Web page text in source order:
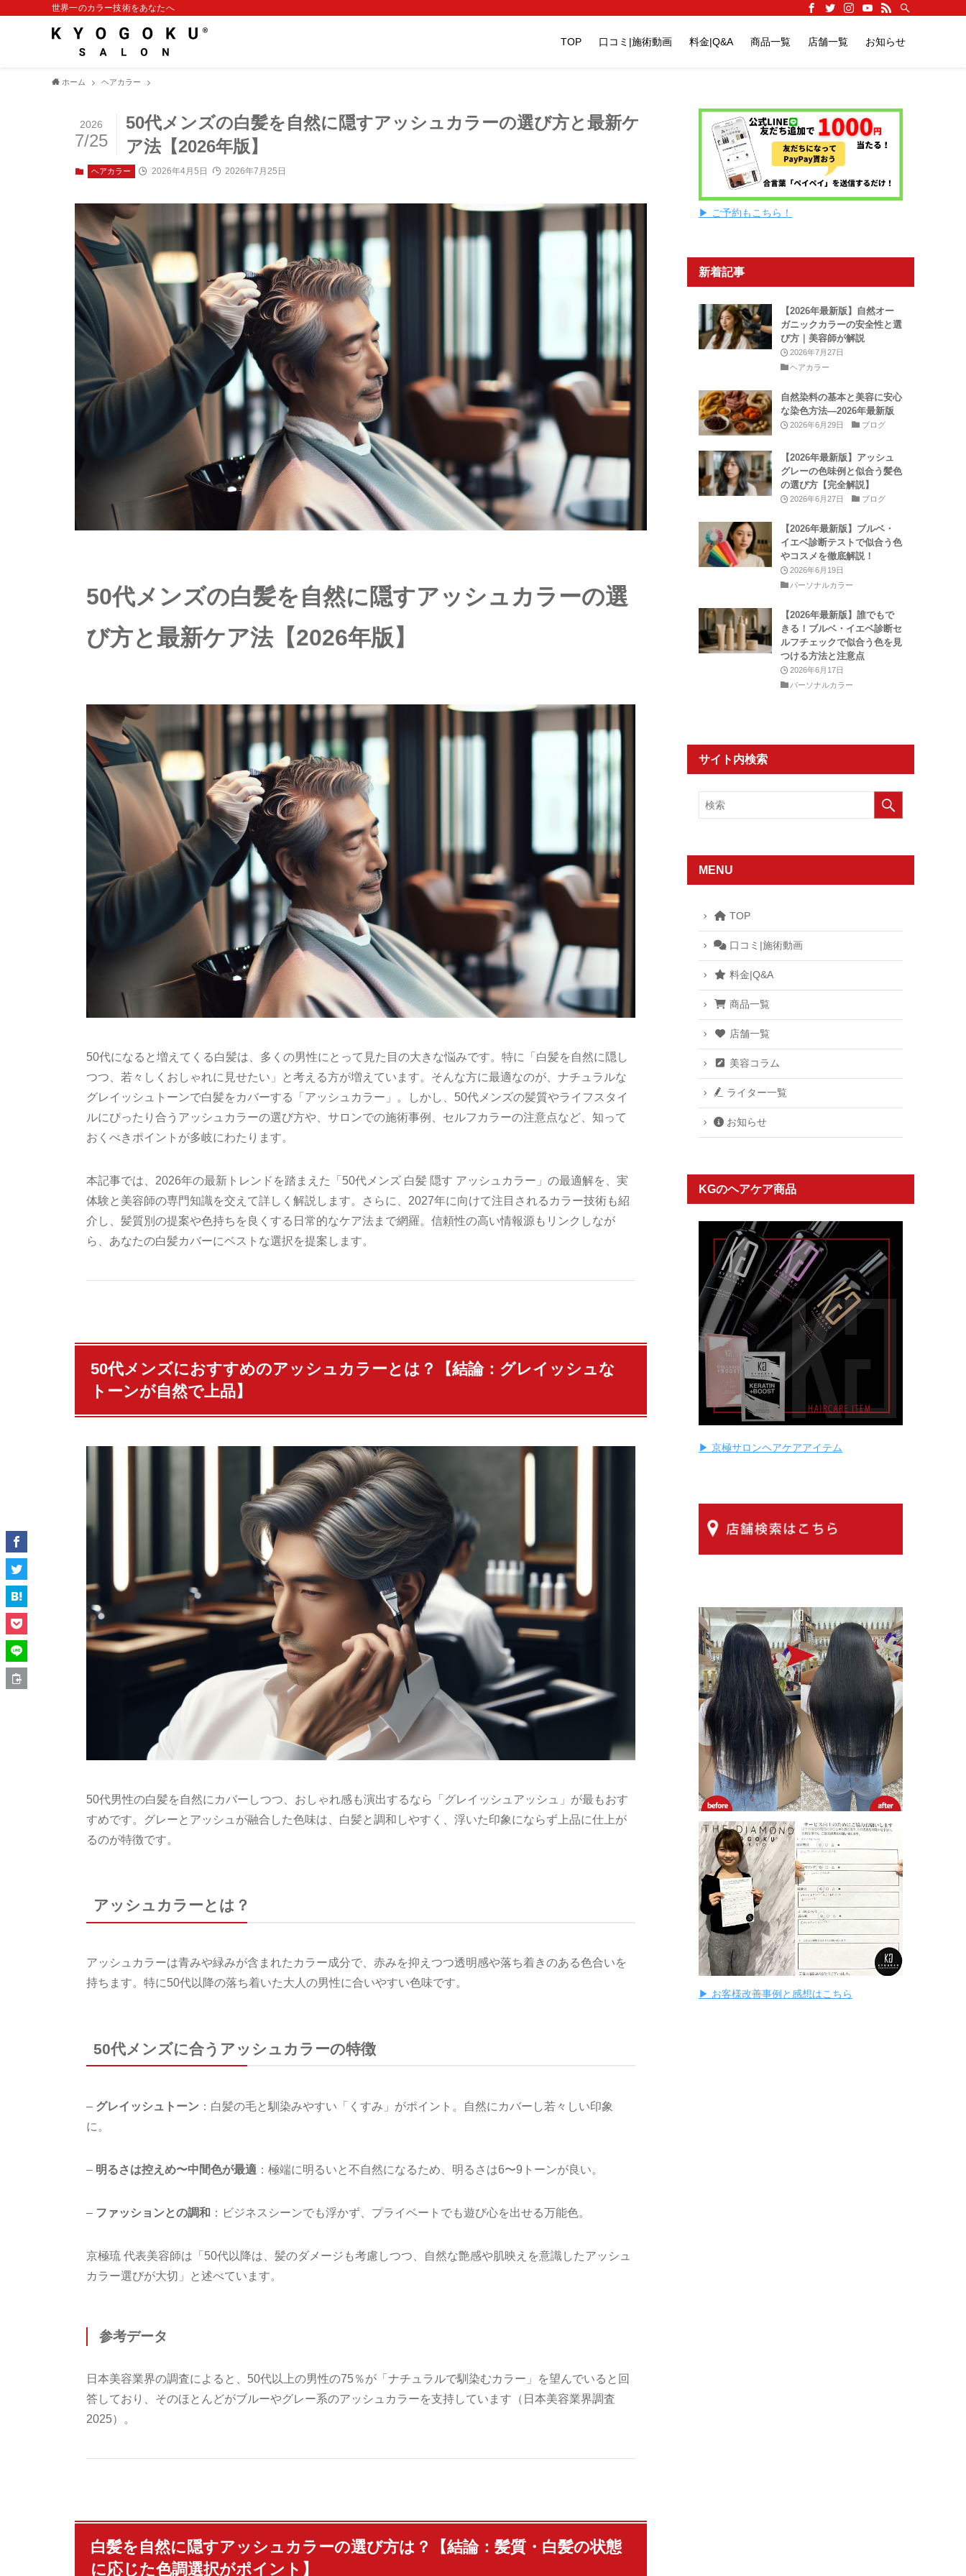
世界一のカラー技術をあなたへ
TOP 口コミ|施術動画 料金|Q&A 商品一覧 店舗一覧 お知らせ
ホーム ヘアカラー
50代メンズの白髪を自然に隠すアッシュカラーの選び方と最新ケ
ア法【2026年版】
2026
7/25
ヘアカラー 2026年4月5日 2026年7月25日
50代メンズの白髪を自然に隠すアッシュカラーの選
び方と最新ケア法【2026年版】
50代になると増えてくる白髪は、多くの男性にとって見た目の大きな悩みです。特に「白髪を自然に隠し
つつ、若々しくおしゃれに見せたい」と考える方が増えています。そんな方に最適なのが、ナチュラルな
グレイッシュトーンで白髪をカバーする「アッシュカラー」。しかし、50代メンズの髪質やライフスタイ
ルにぴったり合うアッシュカラーの選び方や、サロンでの施術事例、セルフカラーの注意点など、知って
おくべきポイントが多岐にわたります。
本記事では、2026年の最新トレンドを踏まえた「50代メンズ 白髪 隠す アッシュカラー」の最適解を、実
体験と美容師の専門知識を交えて詳しく解説します。さらに、2027年に向けて注目されるカラー技術も紹
介し、髪質別の提案や色持ちを良くする日常的なケア法まで網羅。信頼性の高い情報源もリンクしなが
ら、あなたの白髪カバーにベストな選択を提案します。
50代メンズにおすすめのアッシュカラーとは？【結論：グレイッシュな
トーンが自然で上品】
50代男性の白髪を自然にカバーしつつ、おしゃれ感も演出するなら「グレイッシュアッシュ」が最もおす
すめです。グレーとアッシュが融合した色味は、白髪と調和しやすく、浮いた印象にならず上品に仕上が
るのが特徴です。
アッシュカラーとは？
アッシュカラーは青みや緑みが含まれたカラー成分で、赤みを抑えつつ透明感や落ち着きのある色合いを
持ちます。特に50代以降の落ち着いた大人の男性に合いやすい色味です。
50代メンズに合うアッシュカラーの特徴
– グレイッシュトーン ：白髪の毛と馴染みやすい「くすみ」がポイント。自然にカバーし若々しい印象
に。
– 明るさは控えめ〜中間色が最適 ：極端に明るいと不自然になるため、明るさは6〜9トーンが良い。
– ファッションとの調和 ：ビジネスシーンでも浮かず、プライベートでも遊び心を出せる万能色。
京極琉 代表美容師は「50代以降は、髪のダメージも考慮しつつ、自然な艶感や肌映えを意識したアッシュ
カラー選びが大切」と述べています。
参考データ
日本美容業界の調査によると、50代以上の男性の75％が「ナチュラルで馴染むカラー」を望んでいると回
答しており、そのほとんどがブルーやグレー系のアッシュカラーを支持しています（日本美容業界調査
2025）。
白髪を自然に隠すアッシュカラーの選び方は？【結論：髪質・白髪の状態
に応じた色調選択がポイント】
▶ ご予約もこちら！
新着記事
【2026年最新版】自然オー
ガニックカラーの安全性と選
び方｜美容師が解説
2026年7月27日
ヘアカラー
自然染料の基本と美容に安心
な染色方法—2026年最新版
2026年6月29日 ブログ
【2026年最新版】アッシュ
グレーの色味例と似合う髪色
の選び方【完全解説】
2026年6月27日 ブログ
【2026年最新版】ブルベ・
イエベ診断テストで似合う色
やコスメを徹底解説！
2026年6月19日
パーソナルカラー
【2026年最新版】誰でもで
きる！ブルベ・イエベ診断セ
ルフチェックで似合う色を見
つける方法と注意点
2026年6月17日
パーソナルカラー
サイト内検索
MENU
TOP
口コミ|施術動画
料金|Q&A
商品一覧
店舗一覧
美容コラム
ライター一覧
お知らせ
KGのヘアケア商品
▶ 京極サロンヘアケアアイテム
▶ お客様改善事例と感想はこちら